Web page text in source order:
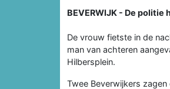
BEVERWIJK - De
De vrouw fietste in de
man van achteren
Hilbersplein.
Twee Beverwijkers